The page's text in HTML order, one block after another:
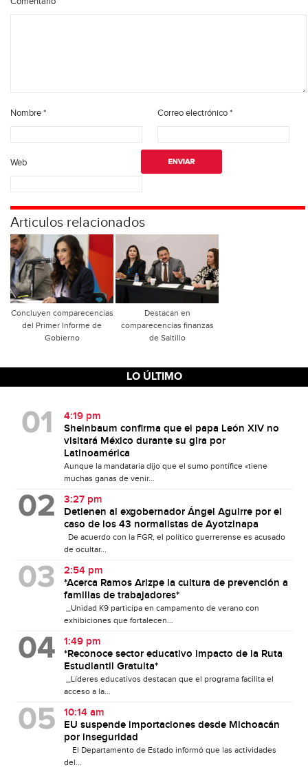
Nombre* Correo electrónico*
Web
Articulos relacionados
Concluyen comparecencias
del Primer Informe de
Gobierno
Destacan en
comparecencias finanzas
de Saltillo
LO ÚLTIMO
4:19 pm
Sheinbaum confirma que el papa León XIV no
visitará México durante su gira por
Latinoamérica
Aunque la mandataria dijo que el sumo pontífice «tiene
muchas ganas de venir...
3:27 pm
Detienen al exgobernador Ángel Aguirre por el
caso de los 43 normalistas de Ayotzinapa
De acuerdo con la FGR, el político guerrerense es acusado
de ocultar...
2:54 pm
*Acerca Ramos Arizpe la cultura de prevención a
familias de trabajadores*
_Unidad K9 participa en campamento de verano con
exhibiciones que fortalecen...
1:49 pm
*Reconoce sector educativo impacto de la Ruta
Estudiantil Gratuita*
_Líderes educativos destacan que el programa facilita el
acceso a la...
10:14 am
EU suspende importaciones desde Michoacán
por inseguridad
El Departamento de Estado informó que las actividades
del...